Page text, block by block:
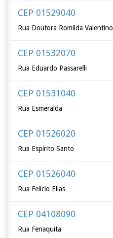
CEP 01529040
Rua Doutora Romilda Valentino
CEP 01532070
Rua Eduardo Passarelli
CEP 01531040
Rua Esmeralda
CEP 01526020
Rua Espírito Santo
CEP 01526040
Rua Felício Elias
CEP 04108090
Rua Fenaquita